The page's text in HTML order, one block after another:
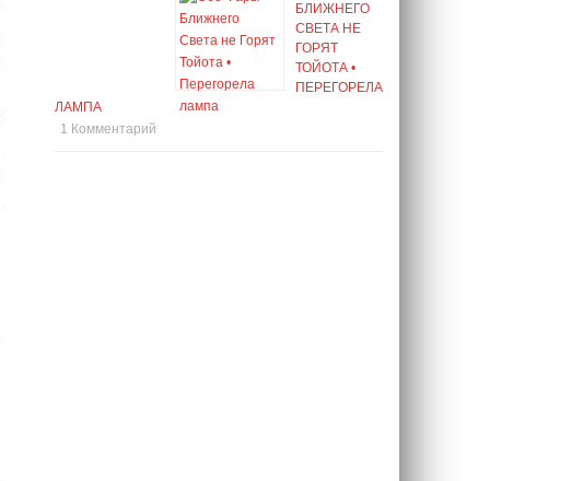
БЛИЖНЕГО
СВЕТА НЕ
ГОРЯТ
ТОЙОТА •
ПЕРЕГОРЕЛА
ЛАМПА
1 Комментарий